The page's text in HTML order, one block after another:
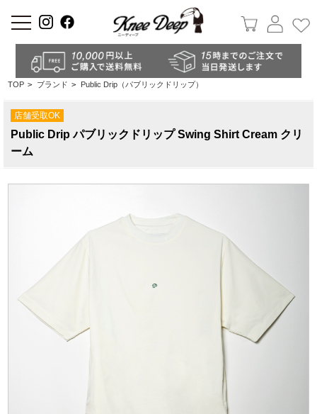
a
TOP > ブランド > Public Drip（パブリックドリップ）
店舗受取OK
Public Drip パブリックドリップ Swing Shirt Cream クリ
ーム